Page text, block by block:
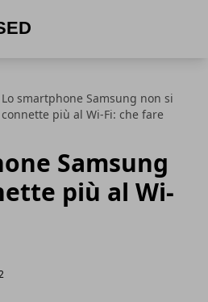
Lo smartphone Samsung non si
connette più al Wi-Fi: che fare
Samsung
più al Wi-